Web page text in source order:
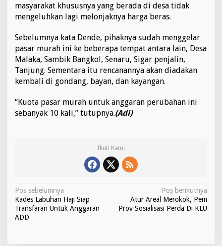
masyarakat khususnya yang berada di desa tidak
mengeluhkan lagi melonjaknya harga beras.
Sebelumnya kata Dende, pihaknya sudah menggelar
pasar murah ini ke beberapa tempat antara lain, Desa
Malaka, Sambik Bangkol, Senaru, Sigar penjalin,
Tanjung. Sementara itu rencanannya akan diadakan
kembali di gondang, bayan, dan kayangan.
‘’Kuota pasar murah untuk anggaran perubahan ini
sebanyak 10 kali,” tutupnya.(Adi)
Ikuti Kami
N
a
v
Pos sebelumnya
Kades Labuhan Haji Siap
Transfaran Untuk Anggaran
ADD
Pos berikutnya
Atur Areal Merokok, Pem
Prov Sosialisasi Perda Di KLU